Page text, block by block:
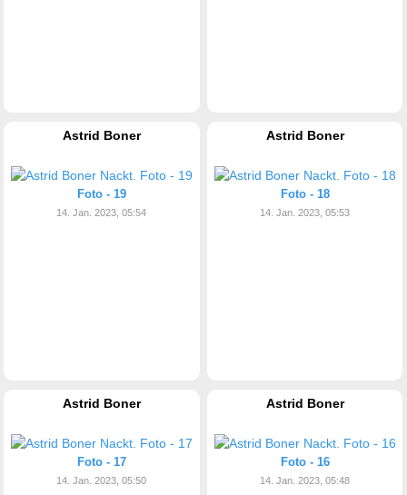
Astrid Boner
Foto - 19
14. Jan. 2023, 05:54
Astrid Boner
Foto - 18
14. Jan. 2023, 05:53
Astrid Boner
Foto - 17
14. Jan. 2023, 05:50
Astrid Boner
Foto - 16
14. Jan. 2023, 05:48